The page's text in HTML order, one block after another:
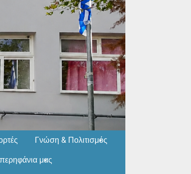
Γνώση & Πολιτισμός
μας